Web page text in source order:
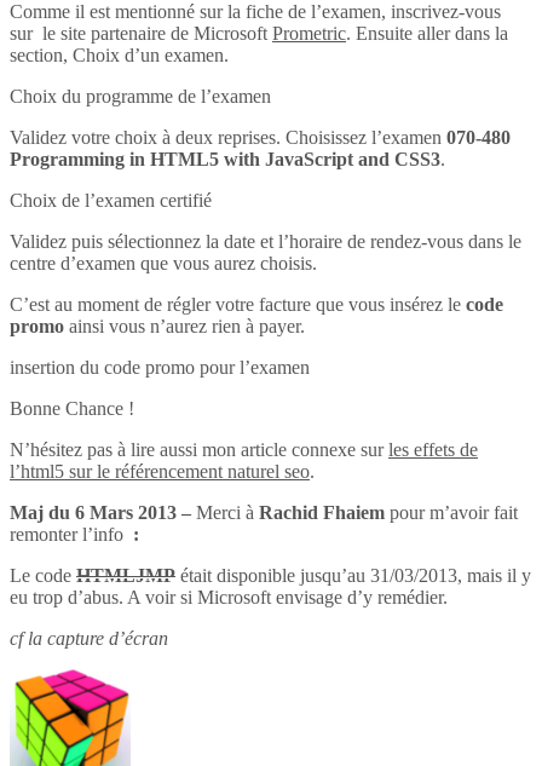
Comme il est mentionné sur la fiche de l’examen, inscrivez-vous
sur le site partenaire de Microsoft Prometric. Ensuite aller dans la
section, Choix d’un examen.
Choix du programme de l’examen
Validez votre choix à deux reprises. Choisissez l’examen 070-480
Programming in HTML5 with JavaScript and CSS3.
Choix de l’examen certifié
Validez puis sélectionnez la date et l’horaire de rendez-vous dans le
centre d’examen que vous aurez choisis.
C’est au moment de régler votre facture que vous insérez le code
promo ainsi vous n’aurez rien à payer.
insertion du code promo pour l’examen
Bonne Chance !
N’hésitez pas à lire aussi mon article connexe surles effets de
l’html5 sur le référencement naturel seo.
Maj du 6 Mars 2013 – Merci à Rachid Fhaiem pour m’avoir fait
remonter l’info :
Le code HTMLJMP était disponible jusqu’au 31/03/2013, mais il y
eu trop d’abus. A voir si Microsoft envisage d’y remédier.
cf la capture d’écran